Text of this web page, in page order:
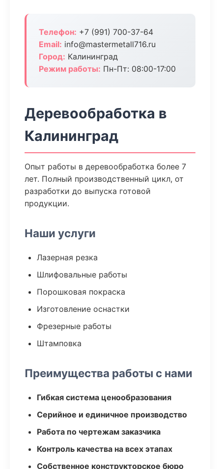
Телефон: +7 (991) 700-37-64
Email: info@mastermetall716.ru
Город: Калининград
Режим работы: Пн-Пт: 08:00-17:00
Деревообработка в
Калининград
Опыт работы в деревообработка более 7
лет. Полный производственный цикл, от
разработки до выпуска готовой
продукции.
Наши услуги
Лазерная резка
Шлифовальные работы
Порошковая покраска
Изготовление оснастки
Фрезерные работы
Штамповка
Преимущества работы с нами
Гибкая система ценообразования
Серийное и единичное производство
Работа по чертежам заказчика
Контроль качества на всех этапах
Собственное конструкторское бюро